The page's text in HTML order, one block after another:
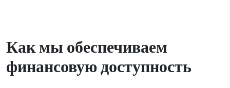
Как мы обеспечиваем
финансовую доступность